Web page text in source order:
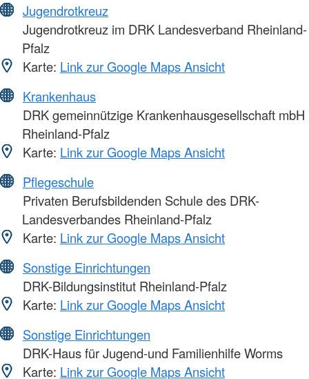
Jugendrotkreuz
Jugendrotkreuz im DRK Landesverband Rheinland-
Pfalz
Karte: Link zur Google Maps Ansicht
Krankenhaus
DRK gemeinnützige Krankenhausgesellschaft mbH
Rheinland-Pfalz
Karte: Link zur Google Maps Ansicht
Pflegeschule
Privaten Berufsbildenden Schule des DRK-
Landesverbandes Rheinland-Pfalz
Karte: Link zur Google Maps Ansicht
Sonstige Einrichtungen
DRK-Bildungsinstitut Rheinland-Pfalz
Karte: Link zur Google Maps Ansicht
Sonstige Einrichtungen
DRK-Haus für Jugend-und Familienhilfe Worms
Karte: Link zur Google Maps Ansicht